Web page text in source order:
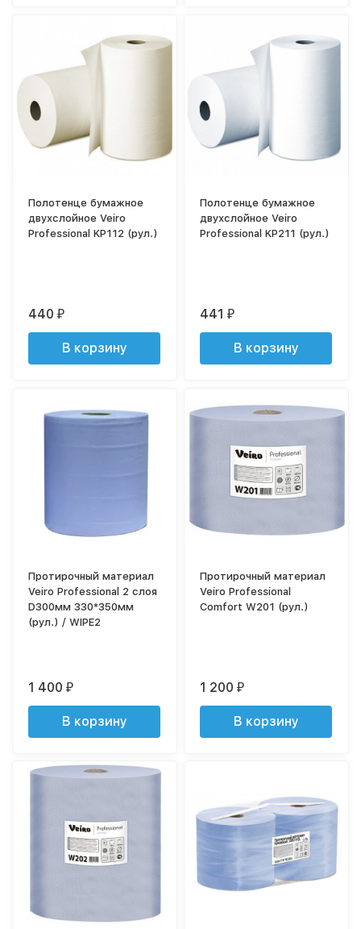
Полотенце бумажное
двухслойное Veiro
Professional KP112 (рул.)
440₽
В корзину
Полотенце бумажное
двухслойное Veiro
Professional KP211 (рул.)
441₽
В корзину
Протирочный материал
Veiro Professional 2 слоя
D300мм 330*350мм
(рул.) / WIPE2
1 400₽
В корзину
Протирочный материал
Veiro Professional
Comfort W201 (рул.)
1 200₽
В корзину